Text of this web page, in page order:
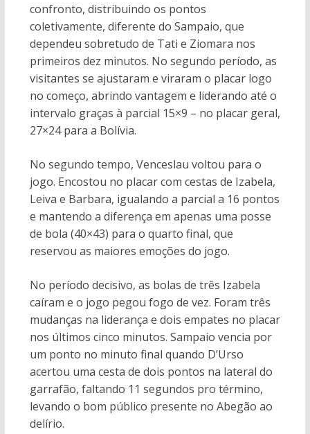
confronto, distribuindo os pontos
coletivamente, diferente do Sampaio, que
dependeu sobretudo de Tati e Ziomara nos
primeiros dez minutos. No segundo período, as
visitantes se ajustaram e viraram o placar logo
no começo, abrindo vantagem e liderando até o
intervalo graças à parcial 15×9 – no placar geral,
27×24 para a Bolívia.
No segundo tempo, Venceslau voltou para o
jogo. Encostou no placar com cestas de Izabela,
Leiva e Barbara, igualando a parcial a 16 pontos
e mantendo a diferença em apenas uma posse
de bola (40×43) para o quarto final, que
reservou as maiores emoções do jogo.
No período decisivo, as bolas de três Izabela
caíram e o jogo pegou fogo de vez. Foram três
mudanças na liderança e dois empates no placar
nos últimos cinco minutos. Sampaio vencia por
um ponto no minuto final quando D’Urso
acertou uma cesta de dois pontos na lateral do
garrafão, faltando 11 segundos pro término,
levando o bom público presente no Abegão ao
delírio.